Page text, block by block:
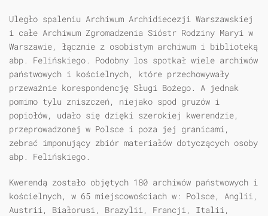
Uległo spaleniu Archiwum Archidiecezji Warszawskiej
i całe Archiwum Zgromadzenia Sióstr Rodziny Maryi w
Warszawie, łącznie z osobistym archiwum i biblioteką
abp. Felińskiego. Podobny los spotkał wiele archiwów
państwowych i kościelnych, które przechowywały
przeważnie korespondencję Sługi Bożego. A jednak
pomimo tylu zniszczeń, niejako spod gruzów i
popiołów, udało się dzięki szerokiej kwerendzie,
przeprowadzonej w Polsce i poza jej granicami,
zebrać imponujący zbiór materiałów dotyczących osoby
abp. Felińskiego.
Kwerendą zostało objętych 180 archiwów państwowych i
kościelnych, w 65 miejscowościach w: Polsce, Anglii,
Austrii, Białorusi, Brazylii, Francji, Italii,